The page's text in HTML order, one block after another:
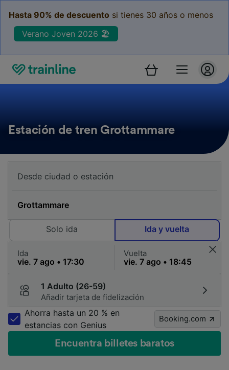
Hasta 90% de descuento si tienes 30 años o menos
Verano Joven 2026 🏖️
Estación de tren Grottammare
Solo ida Ida y vuelta
Ida Vuelta
1 Adulto (26-59)
Añadir tarjeta de fidelización
Ahorra hasta un 20 % en
estancias con Genius
Booking.com
Encuentra billetes baratos